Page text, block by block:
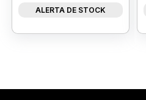
ALERTA DE STOCK